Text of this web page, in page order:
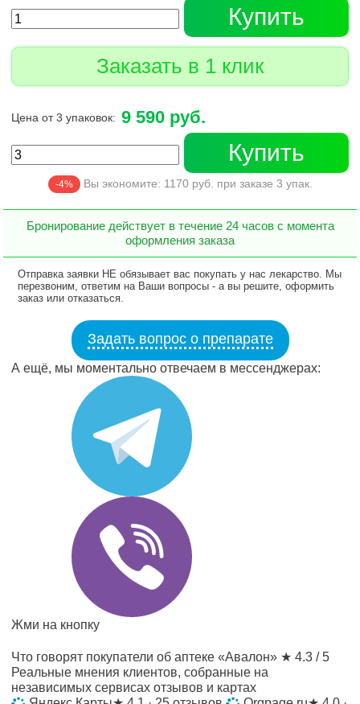
Купить
Заказать в 1 клик
Цена от 3 упаковок: 9 590 руб.
Купить
-4% Вы экономите: 1170руб. при заказе 3 упак.
Бронирование действует в течение 24 часов с момента
оформления заказа
Отправка заявки НЕ обязывает вас покупать у нас лекарство. Мы
перезвоним, ответим на Ваши вопросы - а вы решите, оформить
заказ или отказаться.
Задать вопрос о препарате
А ещё, мы моментально отвечаем в мессенджерах:
Жми на кнопку
Что говорят покупатели об аптеке «Авалон» ★ 4.3 / 5
Реальные мнения клиентов, собранные на
независимых сервисах отзывов и картах